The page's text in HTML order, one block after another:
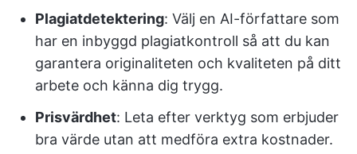
Plagiatdetektering: Välj en AI-författare som
har en inbyggd plagiatkontroll så att du kan
garantera originaliteten och kvaliteten på ditt
arbete och känna dig trygg.
Prisvärdhet: Leta efter verktyg som erbjuder
bra värde utan att medföra extra kostnader.